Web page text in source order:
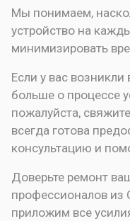
Мы понимаем,
устройство на
минимизировать
Если у вас
больше о процессе
пожалуйста,
всегда готова
консультацию и
Доверьте ремонт
профессионалов из
приложим все